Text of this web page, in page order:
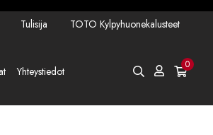
Tulisija TOTO Kylpyhuonekalusteet
Yhteystiedot 0